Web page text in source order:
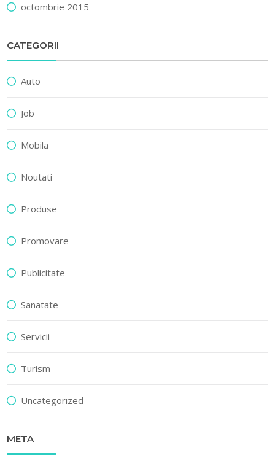
octombrie 2015
CATEGORII
Auto
Job
Mobila
Noutati
Produse
Promovare
Publicitate
Sanatate
Servicii
Turism
Uncategorized
META